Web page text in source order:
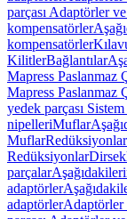
parçası Adaptörler
kompensatörler
kompensatörler
KilitlerBağlantılar
Mapress Paslanmaz
Mapress Paslanmaz
yedek parçası
nipelleriMuflar
MuflarRedüksiyonlar
Redüksiyonlar
parçalar
adaptörler
adaptörlerAdaptörler